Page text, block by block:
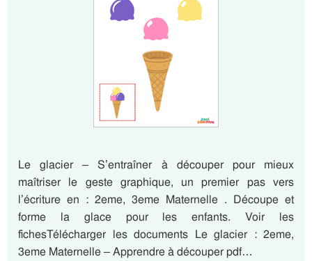
Le glacier – S’entraîner à découper pour mieux
maîtriser le geste graphique, un premier pas vers
l’écriture en : 2eme, 3eme Maternelle . Découpe et
forme la glace pour les enfants. Voir les
fichesTélécharger les documents Le glacier : 2eme,
3eme Maternelle – Apprendre à découper pdf…